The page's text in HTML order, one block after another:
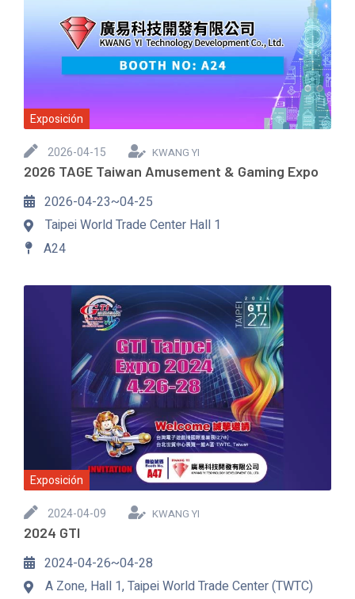
Exposición
2026-04-15
KWANG YI
2026 TAGE Taiwan Amusement & Gaming Expo
2026-04-23~04-25
Taipei World Trade Center Hall 1
A24
Exposición
2024-04-09
KWANG YI
2024 GTI
2024-04-26~04-28
A Zone, Hall 1, Taipei World Trade Center (TWTC)